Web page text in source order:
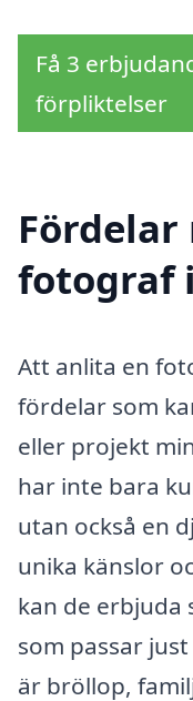
Få 3
förpliktelser
fotograf
Att anlita en
fördelar som
eller projekt
har inte bara
utan också en
unika känslor
kan de erbjuda
som passar
är bröllop,